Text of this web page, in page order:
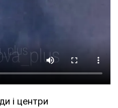
і центри